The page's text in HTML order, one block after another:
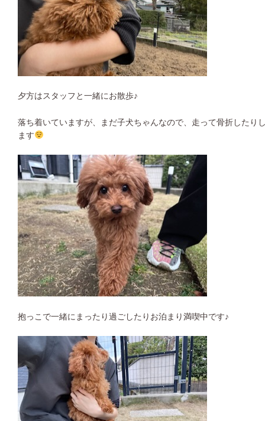
夕方はスタッフと一緒にお散歩♪
落ち着いていますが、まだ子犬ちゃんなので、走って骨折したり
ます
抱っこで一緒にまったり過ごしたりお泊まり満喫中です♪